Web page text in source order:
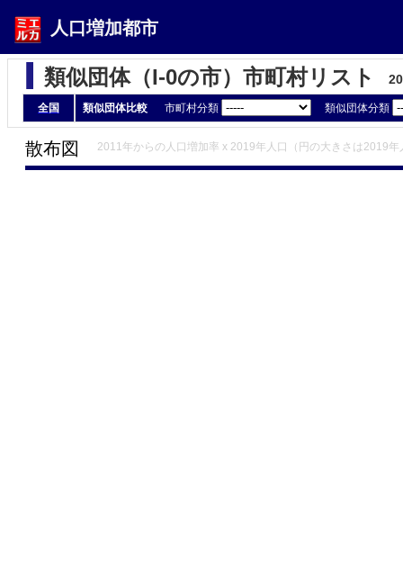
人口増加都市
類似団体（I-0の市）市町村リスト
全国 類似団体比較 市町村分類 類似団体分類
散布図 2011年からの人口増加率 x 2019年人口（円の大きさは2019年